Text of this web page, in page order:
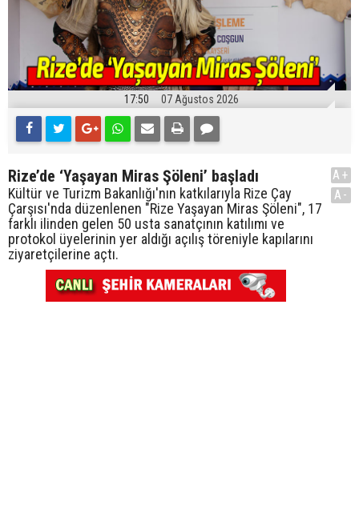
17:50 07 Ağustos 2026
Rize’de ‘Yaşayan Miras Şöleni’ başladı
Kültür ve Turizm Bakanlığı'nın katkılarıyla Rize Çay
Çarşısı'nda düzenlenen "Rize Yaşayan Miras Şöleni", 17
farklı ilinden gelen 50 usta sanatçının katılımı ve
protokol üyelerinin yer aldığı açılış töreniyle kapılarını
ziyaretçilerine açtı.
A+
A-